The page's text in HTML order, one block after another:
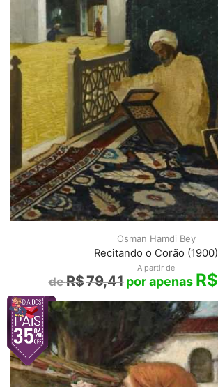
Osman Hamdi Bey
Recitando o Corão (1900)
A partir de
R$79,41 R$